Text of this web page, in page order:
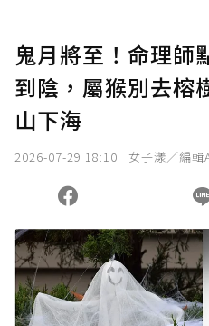
您當前剩餘 U 利點數：
鬼月將至！命理師
到陰，屬猴別去榕
山下海
2026-07-29 18:10 女子漾／編輯